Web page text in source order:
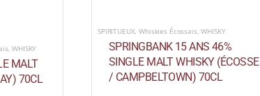
,WHISKY
MALT
70CL
SPIRITUEUX,Whiskies Écossais,WHISKY
SPRINGBANK 15 ANS 46%
SINGLE MALT WHISKY (ÉCOSSE
/ CAMPBELTOWN) 70CL